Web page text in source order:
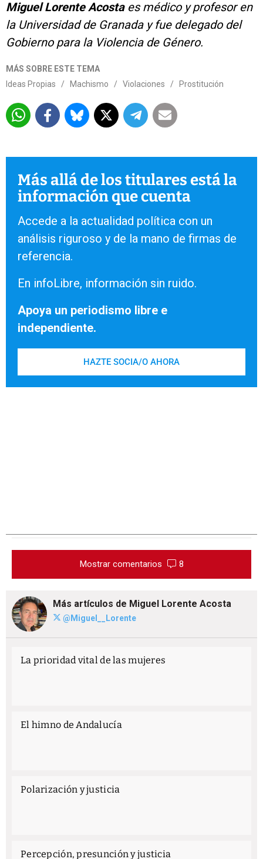
Miguel Lorente Acosta es médico y profesor en
la Universidad de Granada y fue delegado del
Gobierno para la Violencia de Género.
MÁS SOBRE ESTE TEMA
Ideas Propias
/ Machismo / Violaciones / Prostitución
Más allá de los titulares está la
información que cuenta
Accede a la actualidad política con un
análisis riguroso y de la mano de firmas de
referencia.
En infoLibre, información sin ruido.
Apoya un periodismo libre e
independiente.
HAZTE SOCIA/O AHORA
Mostrar comentarios 8
Más artículos de Miguel Lorente Acosta
@Miguel__Lorente
La prioridad vital de las mujeres
El himno de Andalucía
Polarización y justicia
Percepción, presunción y justicia